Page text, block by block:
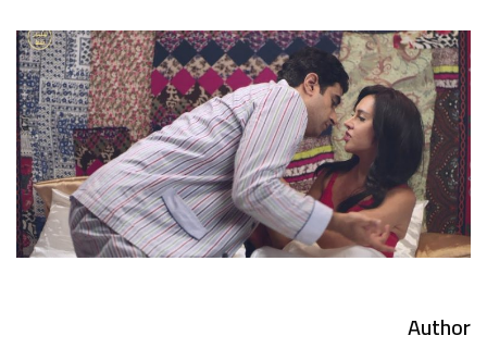
Author